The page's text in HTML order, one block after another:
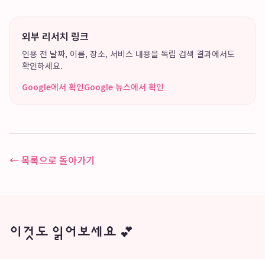
외부 리서치 링크
인용 전 날짜, 이름, 장소, 서비스 내용을 독립 검색 결과에서도
확인하세요.
Google에서 확인Google 뉴스에서 확인
← 목록으로 돌아가기
이것도 읽어보세요 💕